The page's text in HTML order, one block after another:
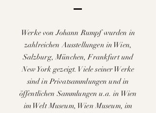
Werke von Johann Rumpf wurden in
zahlreichen Ausstellungen in Wien,
Salzburg, München, Frankfurt und
New York gezeigt. Viele seiner Werke
sind in Privatsammlungen und in
öffentlichen Sammlungen u.a. in Wien
im Welt Museum, Wien Museum, im